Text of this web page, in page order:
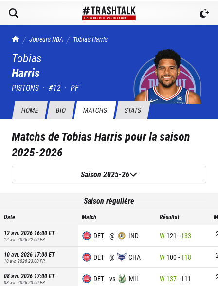
TrashTalk Actu NBA
Joueurs NBA TobiasHarris
Tobias
Harris
PISTONS · #12 · PF
HOME BIO MATCHS STATS
Matchs deTobias Harrispour la saison
2025-2026
Saison 2025-26
Saison régulière
Date Match Résultat
12 avr. 2026 16:00ET
12 avr. 2026 22:00FR DET @ IND W 121 - 133
10 avr. 2026 17:00ET
10 avr. 2026 23:00FR DET @ CHA W 100- 118
08 avr. 2026 17:00ET
08 avr. 2026 23:00FR DET vs MIL W 137- 111